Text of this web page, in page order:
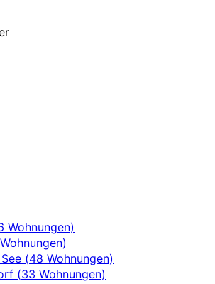
Wohnungen)
(48 Wohnungen)
(33 Wohnungen)